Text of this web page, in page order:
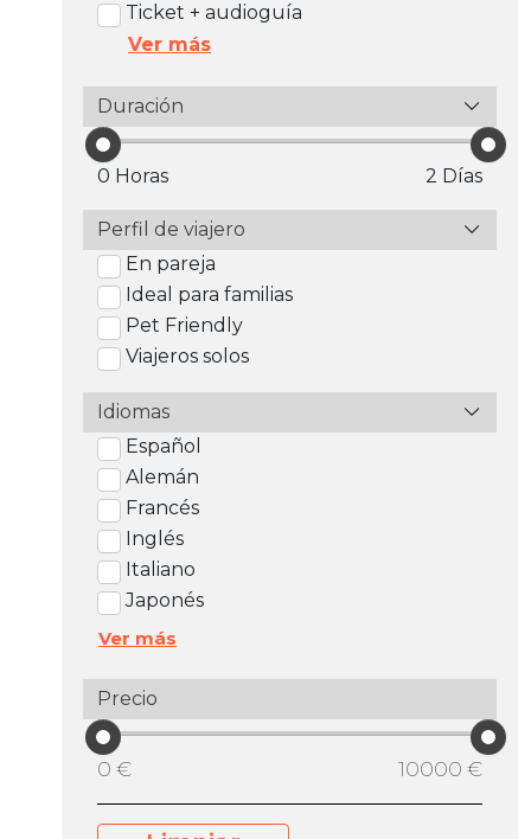
Ticket + audioguía
Ver más
Duración
0 Horas 2 Días
Perfil de viajero
En pareja
Ideal para familias
Pet Friendly
Viajeros solos
Idiomas
Español
Alemán
Francés
Inglés
Italiano
Japonés
Ver más
Precio
0 € 10000 €